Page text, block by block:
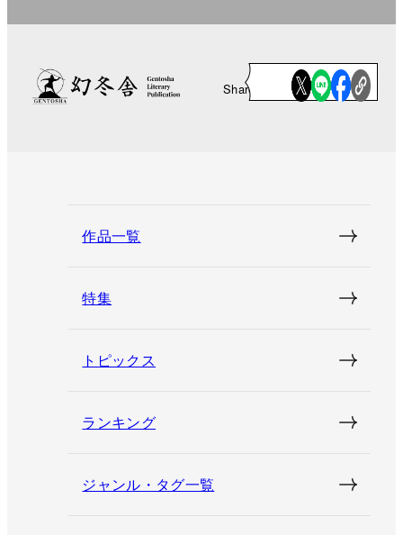
Share
作品一覧
特集
トピックス
ランキング
ジャンル・タグ一覧